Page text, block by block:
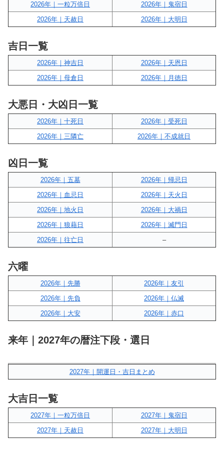
2026年｜一粒万倍日
2026年｜鬼宿日
2026年｜天赦日
2026年｜大明日
吉日一覧
2026年｜神吉日
2026年｜天恩日
2026年｜母倉日
2026年｜月徳日
大悪日・大凶日一覧
2026年｜十死日
2026年｜受死日
2026年｜三隣亡
2026年｜不成就日
凶日一覧
2026年｜五墓
2026年｜帰忌日
2026年｜血忌日
2026年｜天火日
2026年｜地火日
2026年｜大禍日
2026年｜狼藉日
2026年｜滅門日
2026年｜往亡日
–
六曜
2026年｜先勝
2026年｜友引
2026年｜先負
2026年｜仏滅
2026年｜大安
2026年｜赤口
来年｜2027年の暦注下段・選日
2027年｜開運日・吉日まとめ
大吉日一覧
2027年｜一粒万倍日
2027年｜鬼宿日
2027年｜天赦日
2027年｜大明日